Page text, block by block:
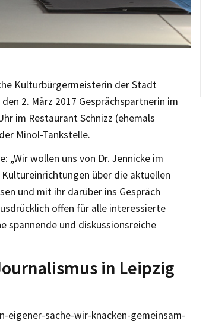
Kulturbürgermeisterin der Stadt
2. März 2017 Gesprächspartnerin im
im Restaurant Schnizz (ehemals
Minol-Tankstelle.
„Wir wollen uns von Dr. Jennicke im
über die aktuellen
und mit ihr darüber ins Gespräch
offen für alle interessierte
spannende und diskussionsreiche
in Leipzig
sache-wir-knacken-gemeinsam-